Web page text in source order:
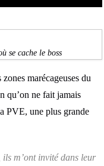
se cache le boss
marécageuses du
qu’on ne fait jamais
PVE, une plus grande
m’ont invité dans leur